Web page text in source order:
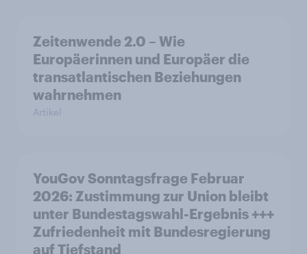
Zeitenwende 2.0 – Wie
Europäerinnen und Europäer die
transatlantischen Beziehungen
wahrnehmen
Artikel
YouGov Sonntagsfrage Februar
2026: Zustimmung zur Union bleibt
unter Bundestagswahl-Ergebnis +++
Zufriedenheit mit Bundesregierung
auf Tiefstand